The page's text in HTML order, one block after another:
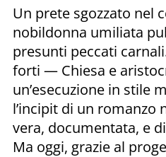
Un prete sgozzato nel
nobildonna umiliata
presunti peccati
forti — Chiesa e
un’esecuzione in stile
l’incipit di un romanzo
vera, documentata, e
Ma oggi, grazie al